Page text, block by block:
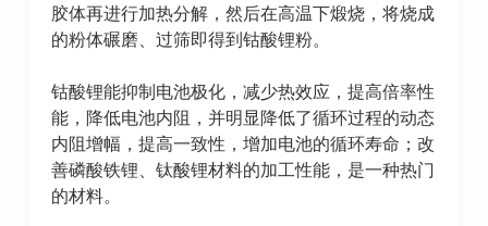
胶体再进行加热分解，然后在高温下煅烧，将烧成
的粉体碾磨、过筛即得到钴酸锂粉。
钴酸锂能抑制电池极化，减少热效应，提高倍率性
能，降低电池内阻，并明显降低了循环过程的动态
内阻增幅，提高一致性，增加电池的循环寿命；改
善磷酸铁锂、钛酸锂材料的加工性能，是一种热门
的材料。